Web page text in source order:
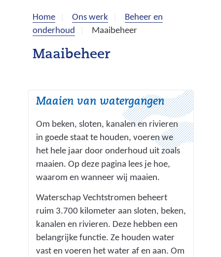
k
e
n
l
a
p
Home Ons werk
Beheer en
onderhoud
Maaibeheer
Maaibeheer
Maaien van watergangen
Om beken, sloten, kanalen en rivieren
in goede staat te houden, voeren we
het hele jaar door onderhoud uit zoals
maaien. Op deze pagina lees je hoe,
waarom en wanneer wij maaien.
Waterschap Vechtstromen beheert
ruim 3.700 kilometer aan sloten, beken,
kanalen en rivieren. Deze hebben een
belangrijke functie. Ze houden water
vast en voeren het water af en aan. Om